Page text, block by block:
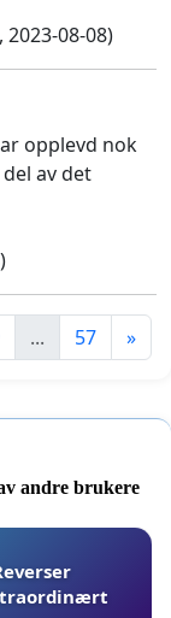
08-08)
opplevd nok
av det
... 57 »
andre brukere